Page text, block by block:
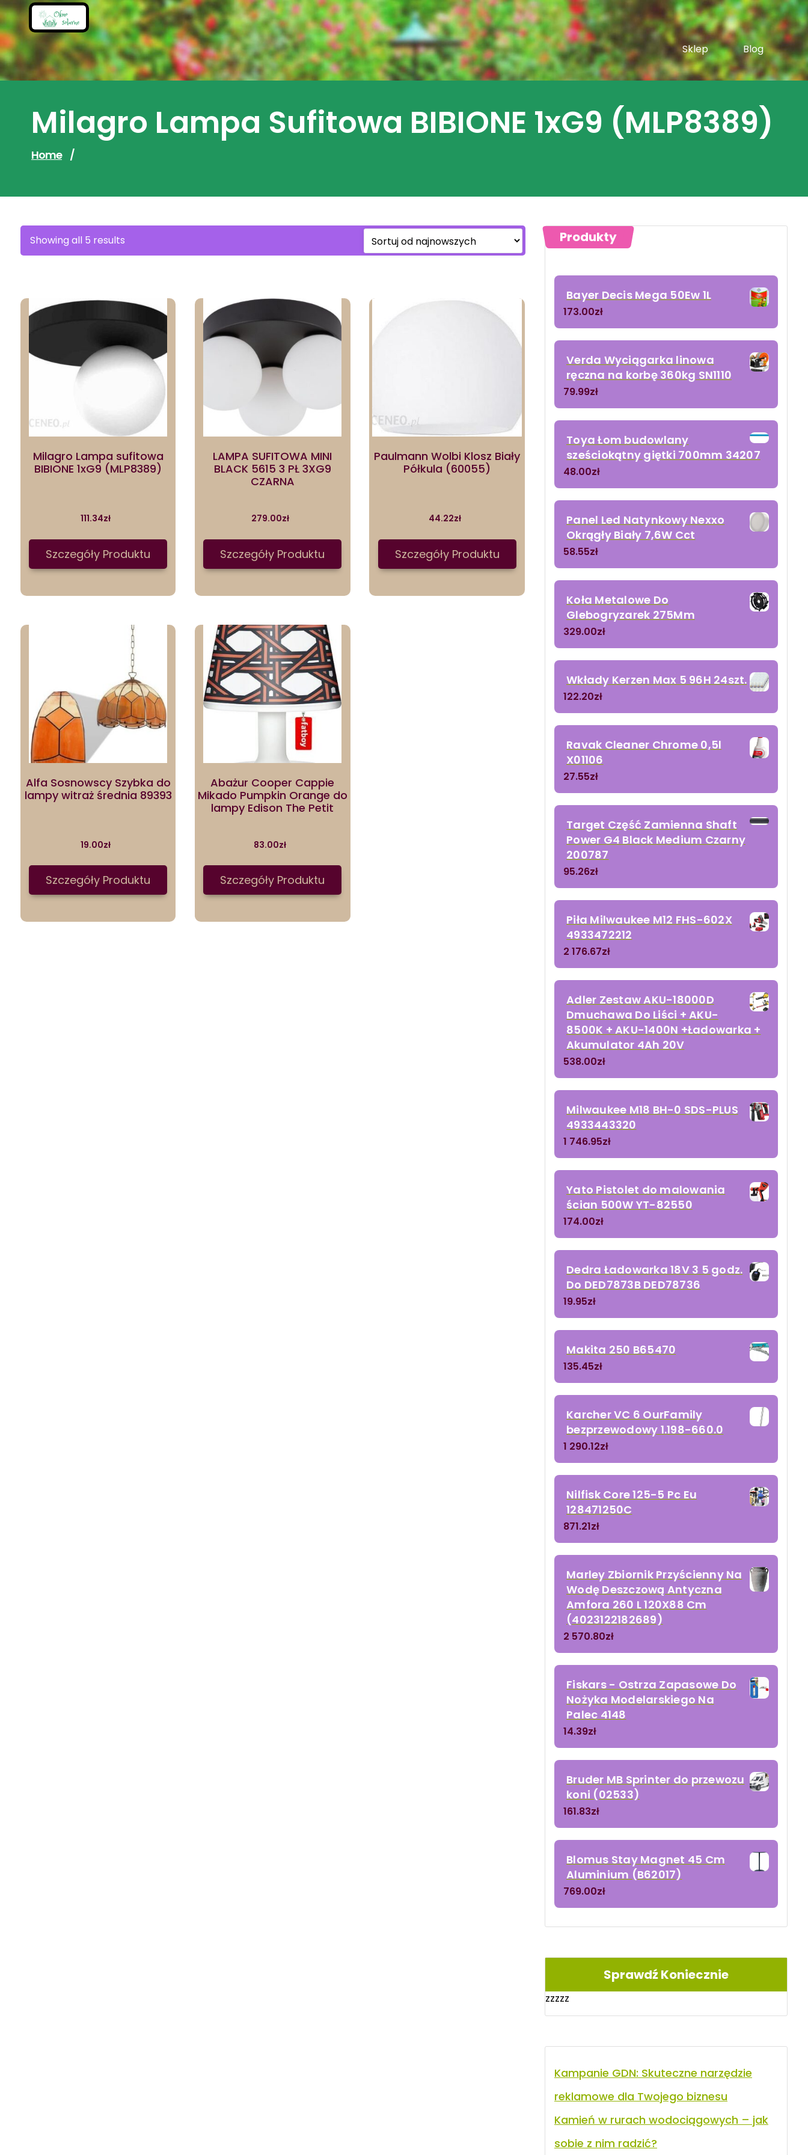
Skip
to
content
Sklep
Blog
Milagro Lampa Sufitowa BIBIONE 1xG9 (MLP8389)
Home /
Showing all 5 results
by
Milagro Lampa sufitowa
BIBIONE 1xG9 (MLP8389)
111.34zł
Szczegóły Produktu
LAMPA SUFITOWA MINI
BLACK 5615 3 PŁ 3XG9
CZARNA
279.00zł
Szczegóły Produktu
Paulmann Wolbi Klosz Biały
Półkula (60055)
44.22zł
Szczegóły Produktu
Alfa Sosnowscy Szybka do
lampy witraż średnia 89393
19.00zł
Szczegóły Produktu
Abażur Cooper Cappie
Mikado Pumpkin Orange do
lampy Edison The Petit
83.00zł
Szczegóły Produktu
Produkty
Bayer Decis Mega 50Ew 1L
173.00zł
Verda Wyciągarka linowa
ręczna na korbę 360kg SN1110
79.99zł
Toya Łom budowlany
sześciokątny giętki 700mm 34207
48.00zł
Panel Led Natynkowy Nexxo
Okrągły Biały 7,6W Cct
58.55zł
Koła Metalowe Do
Glebogryzarek 275Mm
329.00zł
Wkłady Kerzen Max 5 96H 24szt.
122.20zł
Ravak Cleaner Chrome 0,5l
X01106
27.55zł
Target Część Zamienna Shaft
Power G4 Black Medium Czarny
200787
95.26zł
Piła Milwaukee M12 FHS-602X
4933472212
2 176.67zł
Adler Zestaw AKU-18000D
Dmuchawa Do Liści + AKU-
8500K + AKU-1400N +Ładowarka +
Akumulator 4Ah 20V
538.00zł
Milwaukee M18 BH-0 SDS-PLUS
4933443320
1 746.95zł
Yato Pistolet do malowania
ścian 500W YT-82550
174.00zł
Dedra Ładowarka 18V 3 5 godz.
Do DED7873B DED78736
19.95zł
Makita 250 B65470
135.45zł
Karcher VC 6 OurFamily
bezprzewodowy 1.198-660.0
1 290.12zł
Nilfisk Core 125-5 Pc Eu
128471250C
871.21zł
Marley Zbiornik Przyścienny Na
Wodę Deszczową Antyczna
Amfora 260 L 120X88 Cm
(4023122182689)
2 570.80zł
Fiskars - Ostrza Zapasowe Do
Nożyka Modelarskiego Na
Palec 4148
14.39zł
Bruder MB Sprinter do przewozu
koni (02533)
161.83zł
Blomus Stay Magnet 45 Cm
Aluminium (B62017)
769.00zł
Sprawdź Koniecznie
zzzzz
Kampanie GDN: Skuteczne narzędzie
reklamowe dla Twojego biznesu
Kamień w rurach wodociągowych – jak
sobie z nim radzić?